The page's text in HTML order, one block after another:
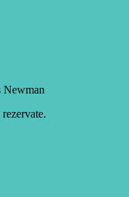
Newman